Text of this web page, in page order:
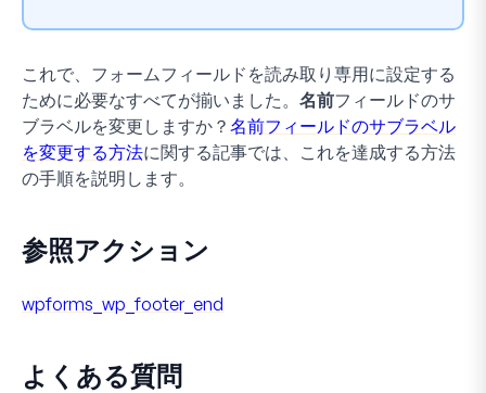
これで、フォームフィールドを読み取り専用に設定する
ために必要なすべてが揃いました。 名前フィールドのサ
ブラベルを変更しますか？ 名前フィールドのサブラベル
を変更する方法に関する記事では、これを達成する方法
の手順を説明します。
参照アクション
wpforms_wp_footer_end
よくある質問